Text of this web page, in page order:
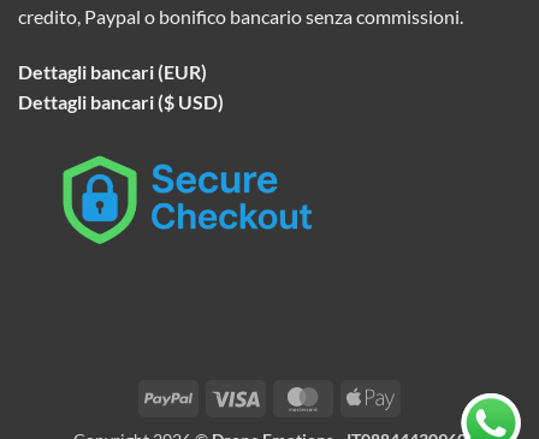
credito, Paypal o bonifico bancario senza commissioni.
Dettagli bancari (EUR)
Dettagli bancari ($ USD)
PayPal Visa MasterCardApple